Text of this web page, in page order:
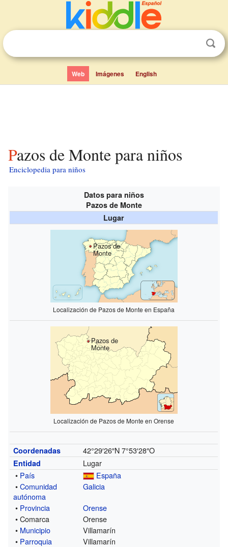
Web Imágenes English
Pazos de Monte para niños
Enciclopedia para niños
Datos para niños
Pazos de Monte
Lugar
Pazos de
Monte
Localización de Pazos de Monte en España
Pazos de
Monte
Localización de Pazos de Monte en Orense
Coordenadas 42°29′26″N 7°53′28″O
Entidad
Lugar
• País
España
•Comunidad
autónoma
Galicia
• Provincia
Orense
• Comarca
Orense
• Municipio
Villamarín
• Parroquia Villamarín